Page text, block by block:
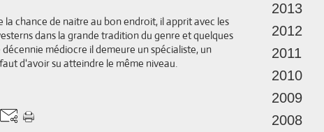
chance de naitre au bon endroit, il apprit avec les
dans la grande tradition du genre et quelques
médiocre il demeure un spécialiste, un
d'avoir su atteindre le même niveau.
2013
2012
2011
2010
2009
2008